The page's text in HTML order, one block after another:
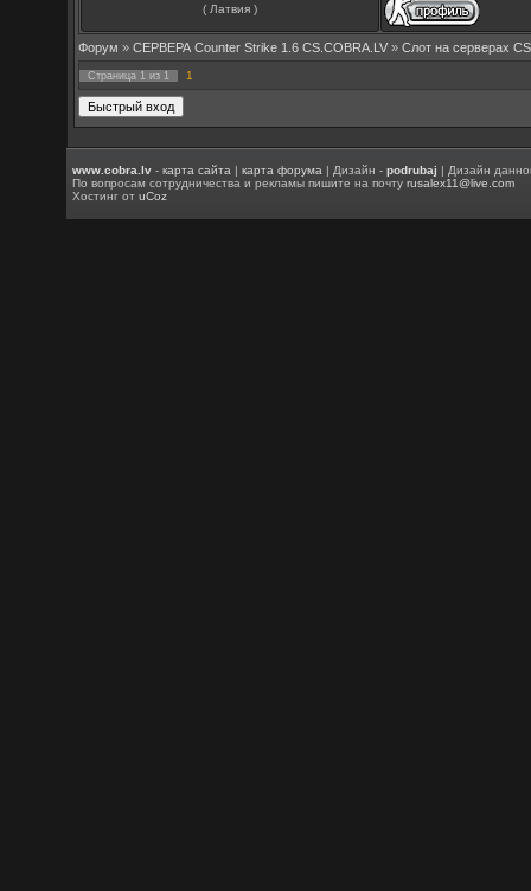
( Латвия )
Форум » СЕРВЕРА Counter Strike 1.6 CS.COBRA.LV » Слот на серверах
Страница 1 из 1 1
www.cobra.lv -карта сайта |карта форума | Дизайн -podrubaj | Дизайн
По вопросам сотрудничества и рекламы пишите на почтуrusalex11@live.com
Хостинг отuCoz